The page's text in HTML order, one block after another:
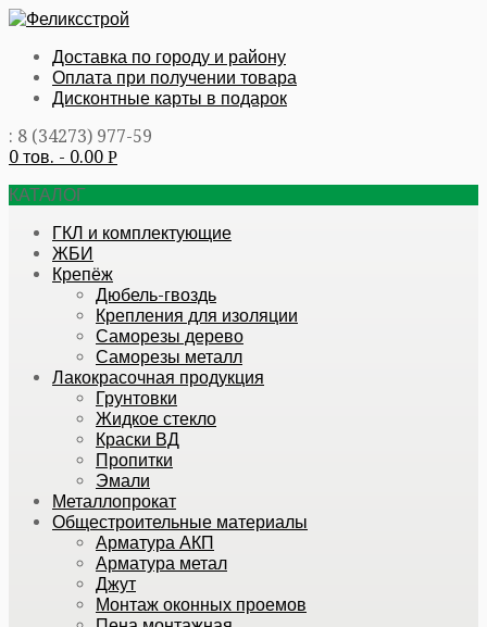
Доставка по городу и району
Оплата при получении товара
Дисконтные карты в подарок
: 8 (34273) 977-59
0 тов. - 0.00 Р
КАТАЛОГ
ГКЛ и комплектующие
ЖБИ
Крепёж
Дюбель-гвоздь
Крепления для изоляции
Саморезы дерево
Саморезы металл
Лакокрасочная продукция
Грунтовки
Жидкое стекло
Краски ВД
Пропитки
Эмали
Металлопрокат
Общестроительные материалы
Арматура АКП
Арматура метал
Джут
Монтаж оконных проемов